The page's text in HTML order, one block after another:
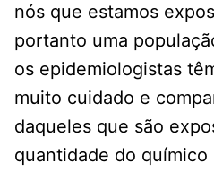
nós que estamos
portanto uma
os epidemiologistas
muito cuidado e
daqueles que são
quantidade do